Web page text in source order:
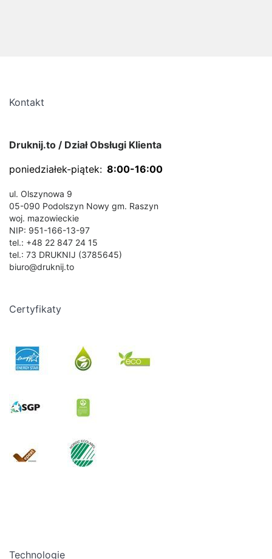
Kontakt
Druknij.to / Dział Obsługi Klienta
poniedziałek-piątek: 8:00-16:00
ul. Olszynowa 9
05-090 Podolszyn Nowy gm. Raszyn
woj. mazowieckie
NIP: 951-166-13-97
tel.: +48 22 847 24 15
tel.: 73 DRUKNIJ (3785645)
biuro@druknij.to
Certyfikaty
Technologie